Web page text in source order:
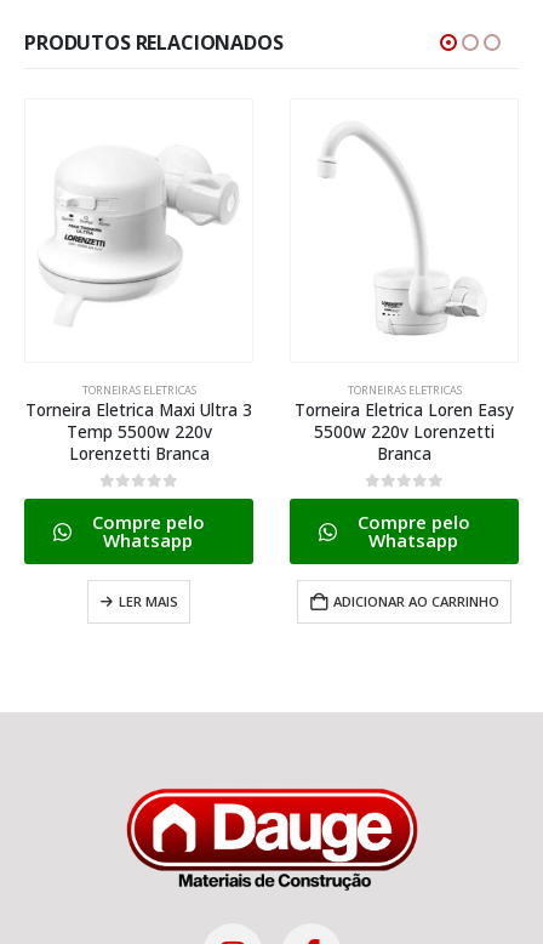
PRODUTOS RELACIONADOS
TORNEIRAS ELETRICAS
Torneira Eletrica Maxi Ultra 3
Temp 5500w 220v
Lorenzetti Branca
0de 5
Compre pelo
Whatsapp
LER MAIS
TORNEIRAS ELETRICAS
Torneira Eletrica Loren Easy
5500w 220v Lorenzetti
Branca
0de 5
Compre pelo
Whatsapp
ADICIONAR AO CARRINHO